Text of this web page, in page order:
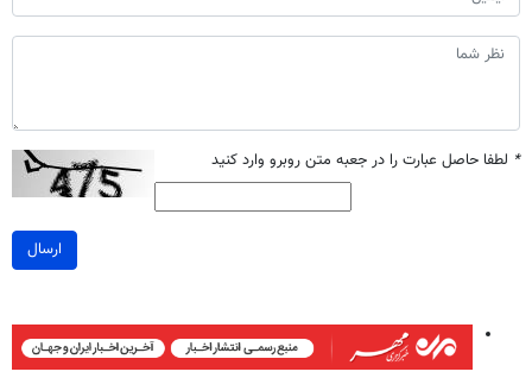
* لطفا حاصل عبارت را در جعبه متن روبرو وارد کنید
ارسال